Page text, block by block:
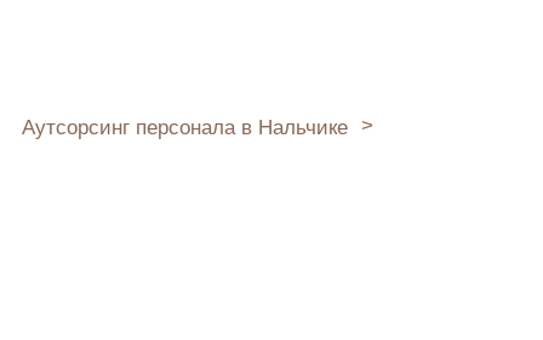
Аутсорсинг персонала в Нальчике